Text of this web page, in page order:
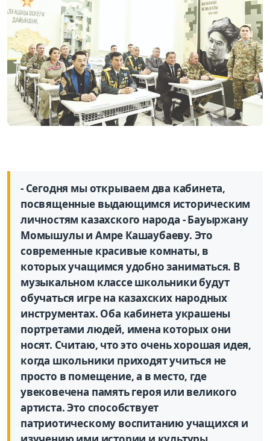
- Сегодня мы открываем два кабинета,
посвященные выдающимся историческим
личностям казахского народа - Бауыржану
Момышулы и Амре Кашаубаеву. Это
современные красивые комнаты, в
которых учащимся удобно заниматься. В
музыкальном классе школьники будут
обучаться игре на казахских народных
инструментах. Оба кабинета украшены
портретами людей, имена которых они
носят. Считаю, что это очень хорошая идея,
когда школьники приходят учиться не
просто в помещение, а в место, где
увековечена память героя или великого
артиста. Это способствует
патриотическому воспитанию учащихся и